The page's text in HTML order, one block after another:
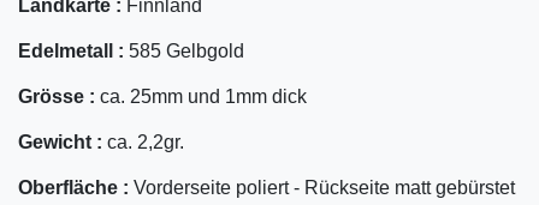
Landkarte : Finnland
Edelmetall : 585 Gelbgold
Grösse : ca. 25mm und 1mm dick
Gewicht : ca. 2,2gr.
Oberfläche : Vorderseite poliert - Rückseite matt gebürstet